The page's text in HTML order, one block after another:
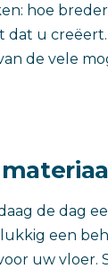
hoe breder
u creëert.
de vele
de dag
een
uw vloer.